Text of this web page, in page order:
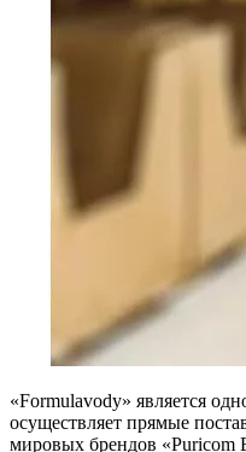
«Formulavody» является
осуществляет прямые
мировых брендов «Puricom